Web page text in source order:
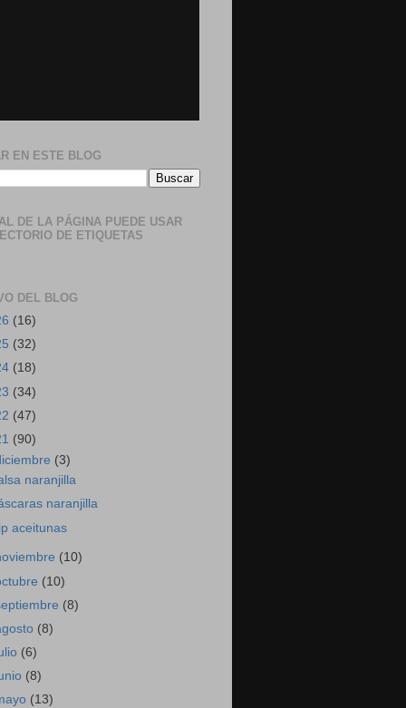
EN ESTE BLOG
DE LA PÁGINA PUEDE USAR
DE ETIQUETAS
DEL BLOG
(16)
(32)
(18)
(34)
(47)
(90)
(3)
naranjilla
naranjilla
aceitunas
(10)
(10)
(8)
(8)
(6)
(8)
(13)